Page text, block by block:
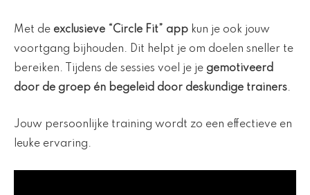
Met de exclusieve “Circle Fit” app kun je ook jouw
voortgang bijhouden. Dit helpt je om doelen sneller te
bereiken. Tijdens de sessies voel je je gemotiveerd
door de groep én begeleid door deskundige trainers.
Jouw persoonlijke training wordt zo een effectieve en
leuke ervaring.